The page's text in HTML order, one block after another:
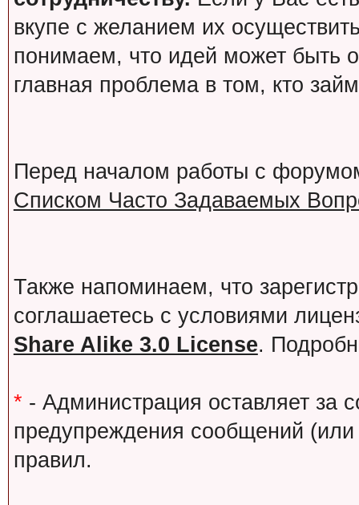
вкупе с желанием их
понимаем, что идей может быть
главная проблема в том, кто
Перед началом работы с
Списком Часто Задаваемых
Также напоминаем, что
соглашаетесь с условиями
Share Alike 3.0 License.
* - Администрация оставляет за
предупреждения сообщений
правил.